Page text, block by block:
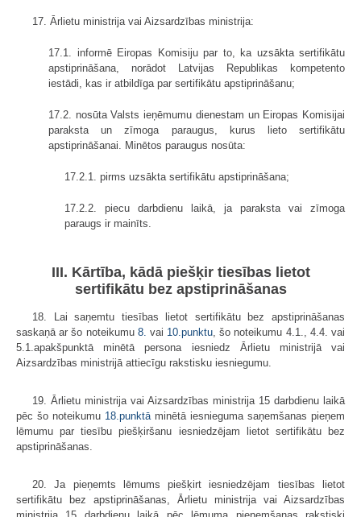
17. Ārlietu ministrija vai Aizsardzības ministrija:
17.1. informē Eiropas Komisiju par to, ka uzsākta sertifikātu
apstiprināšana, norādot Latvijas Republikas kompetento
iestādi, kas ir atbildīga par sertifikātu apstiprināšanu;
17.2. nosūta Valsts ieņēmumu dienestam un Eiropas Komisijai
paraksta un zīmoga paraugus, kurus lieto sertifikātu
apstiprināšanai. Minētos paraugus nosūta:
17.2.1. pirms uzsākta sertifikātu apstiprināšana;
17.2.2. piecu darbdienu laikā, ja paraksta vai zīmoga
paraugs ir mainīts.
III. Kārtība, kādā piešķir tiesības lietot
sertifikātu bez apstiprināšanas
18. Lai saņemtu tiesības lietot sertifikātu bez apstiprināšanas
saskaņā ar šo noteikumu 8. vai 10.punktu , šo noteikumu 4.1., 4.4. vai
5.1.apakšpunktā minētā persona iesniedz Ārlietu ministrijā vai
Aizsardzības ministrijā attiecīgu rakstisku iesniegumu.
19. Ārlietu ministrija vai Aizsardzības ministrija 15 darbdienu laikā
pēc šo noteikumu 18.punktā minētā iesnieguma saņemšanas pieņem
lēmumu par tiesību piešķiršanu iesniedzējam lietot sertifikātu bez
apstiprināšanas.
20. Ja pieņemts lēmums piešķirt iesniedzējam tiesības lietot
sertifikātu bez apstiprināšanas, Ārlietu ministrija vai Aizsardzības